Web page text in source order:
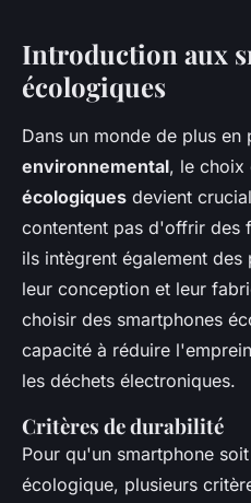
Introduction aux
écologiques
Dans un monde de plus en
environnemental, le choix
écologiques devient
contentent pas d'offrir des
ils intègrent également
leur conception et leur
choisir des smartphones
capacité à réduire
les déchets électroniques.
Critères de durabilité
Pour qu'un smartphone
écologique, plusieurs